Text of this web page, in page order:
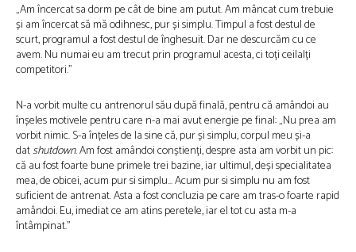
„Am încercat sa dorm pe cât de bine am putut. Am mâncat cum trebuie
și am încercat să mă odihnesc, pur și simplu. Timpul a fost destul de
scurt, programul a fost destul de înghesuit. Dar ne descurcăm cu ce
avem. Nu numai eu am trecut prin programul acesta, ci toți ceilalți
competitori.”
N-a vorbit multe cu antrenorul său după finală, pentru că amândoi au
înșeles motivele pentru care n-a mai avut energie pe final: „Nu prea am
vorbit nimic. S-a înțeles de la sine că, pur și simplu, corpul meu și-a
datshutdown. Am fost amândoi conștienți, despre asta am vorbit un pic:
că au fost foarte bune primele trei bazine, iar ultimul, deși specialitatea
mea, de obicei, acum pur si simplu… Acum pur si simplu nu am fost
suficient de antrenat. Asta a fost concluzia pe care am tras-o foarte rapid
amândoi. Eu, imediat ce am atins peretele, iar el tot cu asta m-a
întâmpinat.”